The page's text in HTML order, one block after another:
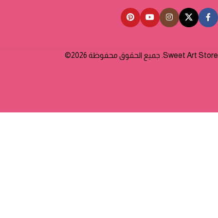
Sweet Art Store. جميع الحقوق محفوظة 2026©